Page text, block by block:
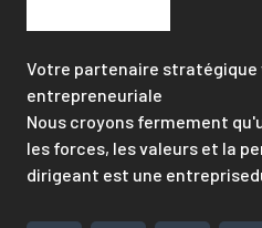
Votre partenaire stratégique
entrepreneuriale
Nous croyons fermement
les forces, les valeurs et la
dirigeant est une